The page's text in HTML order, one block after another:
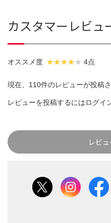
カスタマーレビュ
オススメ度 4点
現在、110件のレビューが投稿さ
レビューを投稿するにはログイ
レビ